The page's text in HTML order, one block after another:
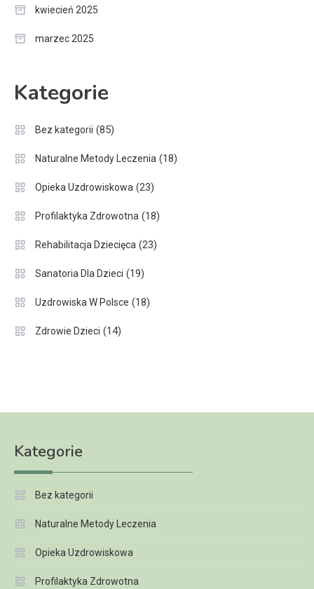
kwiecień 2025
marzec 2025
Kategorie
Bez kategorii (85)
Naturalne Metody Leczenia (18)
Opieka Uzdrowiskowa (23)
Profilaktyka Zdrowotna (18)
Rehabilitacja Dziecięca (23)
Sanatoria Dla Dzieci (19)
Uzdrowiska W Polsce (18)
Zdrowie Dzieci (14)
Kategorie
Bez kategorii
Naturalne Metody Leczenia
Opieka Uzdrowiskowa
Profilaktyka Zdrowotna